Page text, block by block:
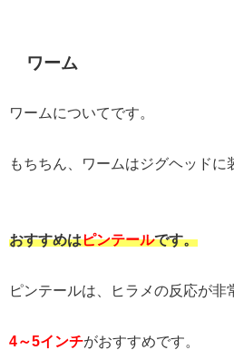
ワーム
ワームについてです。
もちちん、ワームはジグヘッドに
おすすめはピンテールです。
ピンテールは、ヒラメの反応が非
4～5インチがおすすめです。